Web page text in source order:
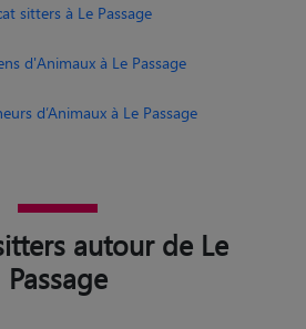
sitters à Le Passage
d'Animaux à Le Passage
d’Animaux à Le Passage
autour de Le
Passage